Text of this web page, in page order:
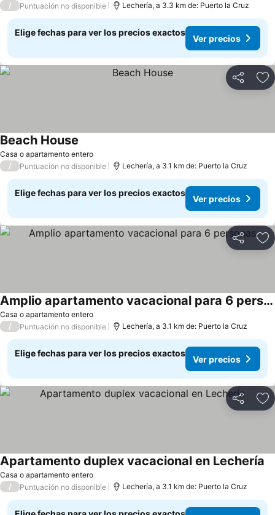
/ Puntuación no disponible Lechería, a 3.3 km de: Puerto la Cruz
Elige fechas para ver los precios exactos
Ver precios
Compartir
Casa o apartamento entero
Beach House
/ Puntuación no disponible Lechería, a 3.1 km de: Puerto la Cruz
Elige fechas para ver los precios exactos
Ver precios
Compartir
Casa o apartamento entero
Amplio apartamento vacacional para 6 personas
/ Puntuación no disponible Lechería, a 3.1 km de: Puerto la Cruz
Elige fechas para ver los precios exactos
Ver precios
Compartir
Casa o apartamento entero
Apartamento duplex vacacional en Lechería
/ Puntuación no disponible Lechería, a 3.1 km de: Puerto la Cruz